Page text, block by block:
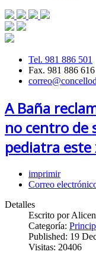
Tel. 981 886 501
Fax. 981 886 616
A Baña
no centro de
pediatra este
imprimir
Correo
Detalles
Escrito por
Categoría:
Published: 19
Visitas: 20406